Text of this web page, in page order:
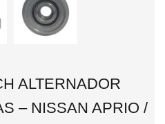
ALTERNADOR
– NISSAN APRIO /